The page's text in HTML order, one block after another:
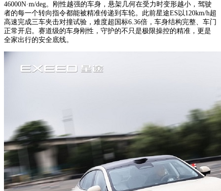
46000N·m/deg。刚性越强的车身，悬架几何在受力时变形越小，驾驶
者的每一个转向指令都能被精准传递到车轮。此前星途ES以120km/h超
高速完成三车夹击对撞试验，难度超国标6.36倍，车身结构完整、车门
正常开启。赛道级的车身刚性，守护的不只是极限操控的精准，更是
全家出行的安全底线。